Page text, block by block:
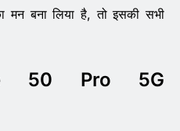
मन बना लिया है, तो इसकी सभी
50 Pro 5G